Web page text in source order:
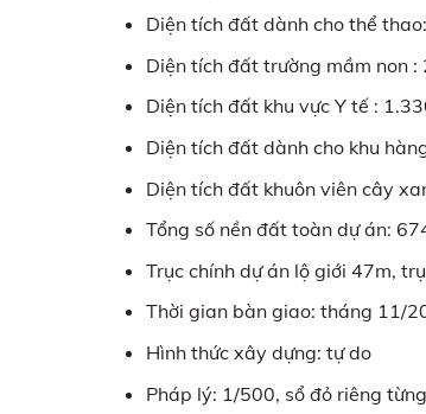
Diện tích đất dành cho thể
Diện tích đất trường mầm non :
Diện tích đất khu vực Y tế :
Diện tích đất dành cho khu
Diện tích đất khuôn viên cây
Tổng số nền đất toàn dự án:
Trục chính dự án lộ giới 47m,
Thời gian bàn giao: tháng 11/
Hình thức xây dựng: tự do
Pháp lý: 1/500, sổ đỏ riêng